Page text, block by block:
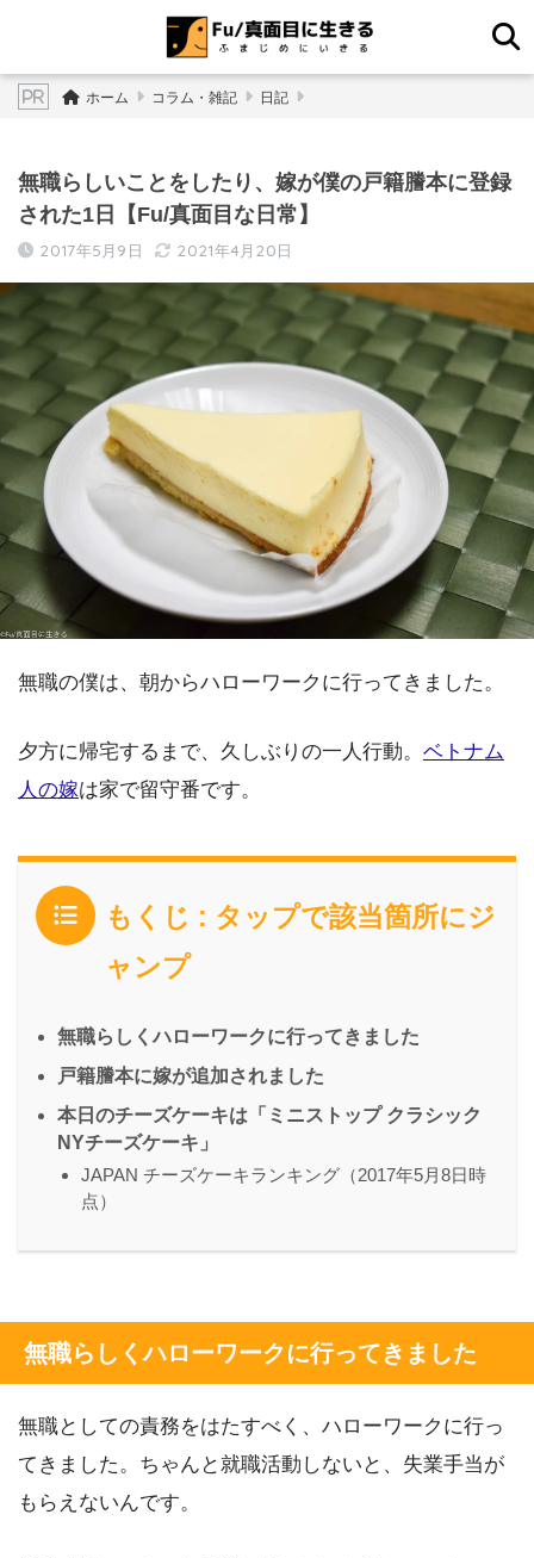
ホーム コラム・雑記 日記
無職らしいことをしたり、嫁が僕の戸籍謄本に登録
された1日【Fu/真面目な日常】
2017年5月9日 2021年4月20日
無職の僕は、朝からハローワークに行ってきました。
夕方に帰宅するまで、久しぶりの一人行動。 ベトナム
人の嫁は家で留守番です。
もくじ : タップで該当箇所にジ
ャンプ
無職らしくハローワークに行ってきました
戸籍謄本に嫁が追加されました
本日のチーズケーキは「ミニストップ クラシック
NYチーズケーキ」
JAPAN チーズケーキランキング（2017年5月8日時
点）
無職らしくハローワークに行ってきました
無職としての責務をはたすべく、ハローワークに行っ
てきました。ちゃんと就職活動しないと、失業手当が
もらえないんです。